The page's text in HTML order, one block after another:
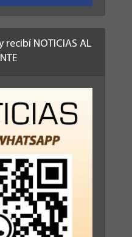
recibí NOTICIAS AL